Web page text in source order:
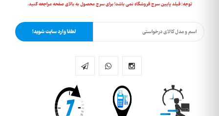
توجه: فیلد پایین سرچ فروشگاه نمی باشد! برای سرچ محصول به بالای صفحه مراجعه کنید.
لطفا وارد سایت شوید!